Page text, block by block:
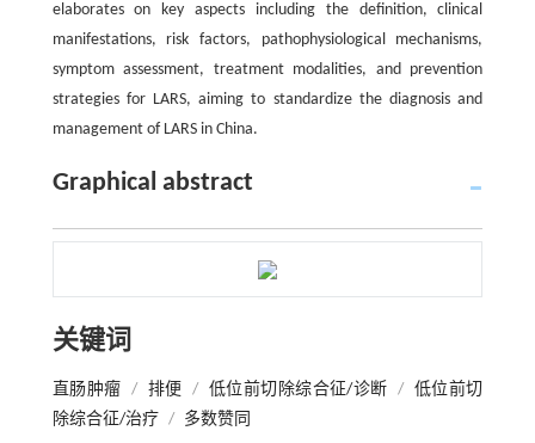
elaborates on key aspects including the definition, clinical
manifestations, risk factors, pathophysiological mechanisms,
symptom assessment, treatment modalities, and prevention
strategies for LARS, aiming to standardize the diagnosis and
management of LARS in China.
Graphical abstract
关键词
直肠肿瘤 / 排便 / 低位前切除综合征/诊断 / 低位前切
除综合征/治疗 / 多数赞同